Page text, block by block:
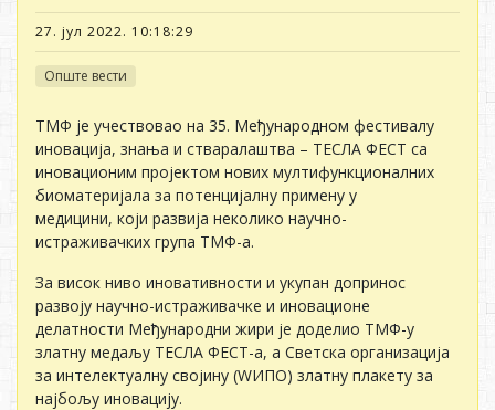
27. јул 2022. 10:18:29
Опште вести
ТМФ је учествовао на 35. Међународном фестивалу
иновација, знања и стваралаштва – ТЕСЛА ФЕСТ са
иновационим пројектом нових мултифункционалних
биоматеријала за потенцијалну примену у
медицини, који развија неколико научно-
истраживачких група ТМФ-а.
За висок ниво иновативности и укупан допринос
развоју научно-истраживачке и иновационе
делатности Међународни жири је доделио ТМФ-у
златну медаљу ТЕСЛА ФЕСТ-а, а Светска организација
за интелектуалну својину (WИПО) златну плакету за
најбољу иновацију.